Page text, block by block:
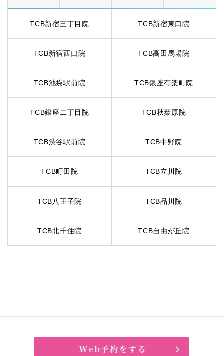
TCB新宿三丁目院 TCB新宿東口院
TCB新宿西口院 TCB高田馬場院
TCB池袋駅前院 TCB銀座有楽町院
TCB銀座二丁目院 TCB秋葉原院
TCB渋谷駅前院 TCB中野院
TCB町田院 TCB立川院
TCB八王子院 TCB品川院
TCB北千住院 TCB自由が丘院